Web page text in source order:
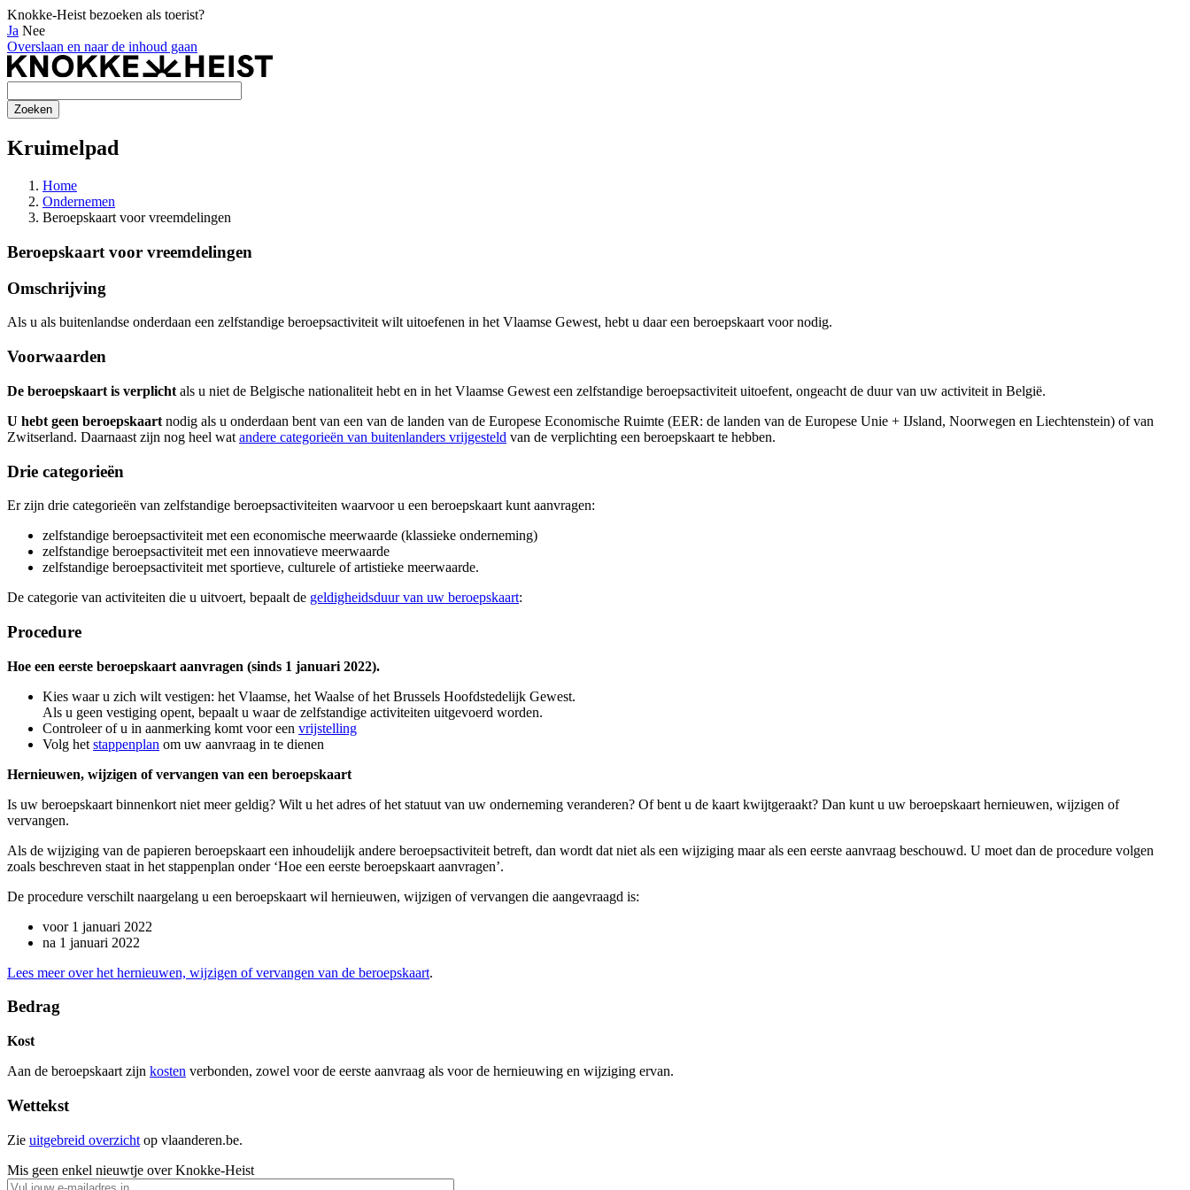
Knokke-Heist bezoeken als toerist?
Ja Nee
Overslaan en naar de inhoud gaan
Kruimelpad
Home
Ondernemen
Beroepskaart voor vreemdelingen
Beroepskaart voor vreemdelingen
Omschrijving
Als u als buitenlandse onderdaan een zelfstandige beroepsactiviteit wilt uitoefenen in het Vlaamse Gewest, hebt u daar een beroepskaart voor nodig.
Voorwaarden
De beroepskaart is verplicht als u niet de Belgische nationaliteit hebt en in het Vlaamse Gewest een zelfstandige beroepsactiviteit uitoefent, ongeacht de duur van uw activiteit in België.
U hebt geen beroepskaart nodig als u onderdaan bent van een van de landen van de Europese Economische Ruimte (EER: de landen van de Europese Unie + IJsland, Noorwegen en Liechtenstein) of van
Zwitserland. Daarnaast zijn nog heel wat andere categorieën van buitenlanders vrijgesteld van de verplichting een beroepskaart te hebben.
Drie categorieën
Er zijn drie categorieën van zelfstandige beroepsactiviteiten waarvoor u een beroepskaart kunt aanvragen:
zelfstandige beroepsactiviteit met een economische meerwaarde (klassieke onderneming)
zelfstandige beroepsactiviteit met een innovatieve meerwaarde
zelfstandige beroepsactiviteit met sportieve, culturele of artistieke meerwaarde.
De categorie van activiteiten die u uitvoert, bepaalt de geldigheidsduur van uw beroepskaart:
Procedure
Hoe een eerste beroepskaart aanvragen (sinds 1 januari 2022).
Kies waar u zich wilt vestigen: het Vlaamse, het Waalse of het Brussels Hoofdstedelijk Gewest.
Als u geen vestiging opent, bepaalt u waar de zelfstandige activiteiten uitgevoerd worden.
Controleer of u in aanmerking komt voor een vrijstelling
Volg het stappenplan om uw aanvraag in te dienen
Hernieuwen, wijzigen of vervangen van een beroepskaart
Is uw beroepskaart binnenkort niet meer geldig? Wilt u het adres of het statuut van uw onderneming veranderen? Of bent u de kaart kwijtgeraakt? Dan kunt u uw beroepskaart hernieuwen, wijzigen of
vervangen.
Als de wijziging van de papieren beroepskaart een inhoudelijk andere beroepsactiviteit betreft, dan wordt dat niet als een wijziging maar als een eerste aanvraag beschouwd. U moet dan de procedure volgen
zoals beschreven staat in het stappenplan onder ‘Hoe een eerste beroepskaart aanvragen’.
De procedure verschilt naargelang u een beroepskaart wil hernieuwen, wijzigen of vervangen die aangevraagd is:
voor 1 januari 2022
na 1 januari 2022
Lees meer over het hernieuwen, wijzigen of vervangen van de beroepskaart.
Bedrag
Kost
Aan de beroepskaart zijn kosten verbonden, zowel voor de eerste aanvraag als voor de hernieuwing en wijziging ervan.
Wettekst
Zie uitgebreid overzicht op vlaanderen.be.
Mis geen enkel nieuwtje over Knokke-Heist